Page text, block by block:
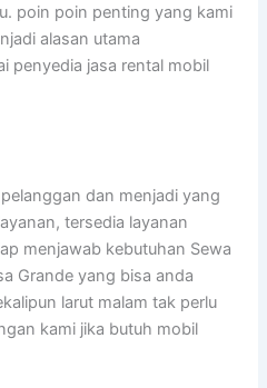
poin poin penting yang kami
alasan utama
penyedia jasa rental mobil
dan menjadi yang
tersedia layanan
menjawab kebutuhan Sewa
Grande yang bisa anda
larut malam tak perlu
kami jika butuh mobil